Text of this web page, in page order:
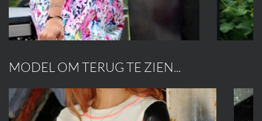
MODEL OM TERUG TE ZIEN...